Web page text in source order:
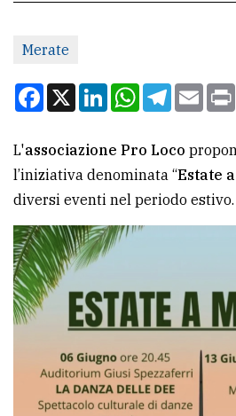
redazione
Scrivici
la
tua
pubblicità
CERCA
Cerca
per
Ricerca
avanzata
Merate
Facebook
X LinkedInWhatsApp
Telegram
L'associazione Pro Loco
l’iniziativa denominata “Estate
diversi eventi nel periodo estivo.